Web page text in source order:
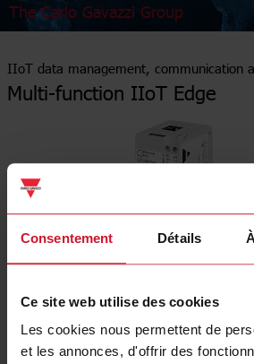
Consentement Détails
Ce site web utilise des cookies
Les cookies nous permettent de
et les annonces, d'offrir des
The Carlo Gavazzi Group
IIoT data management, communication
Multi-function IIoT Edge
Automationfunctions